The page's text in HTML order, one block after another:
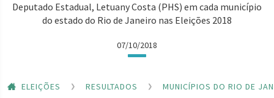
Deputado Estadual, Letuany Costa (PHS) em cada município
do estado do Rio de Janeiro nas Eleições 2018
07/10/2018
ELEIÇÕES RESULTADOS
MUNICÍPIOS DO RIO DE